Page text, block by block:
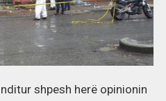
shpesh herë opinionin